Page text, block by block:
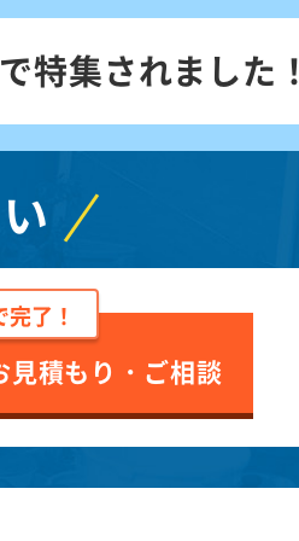
特集されました！
完了！
見積もり・ご相談